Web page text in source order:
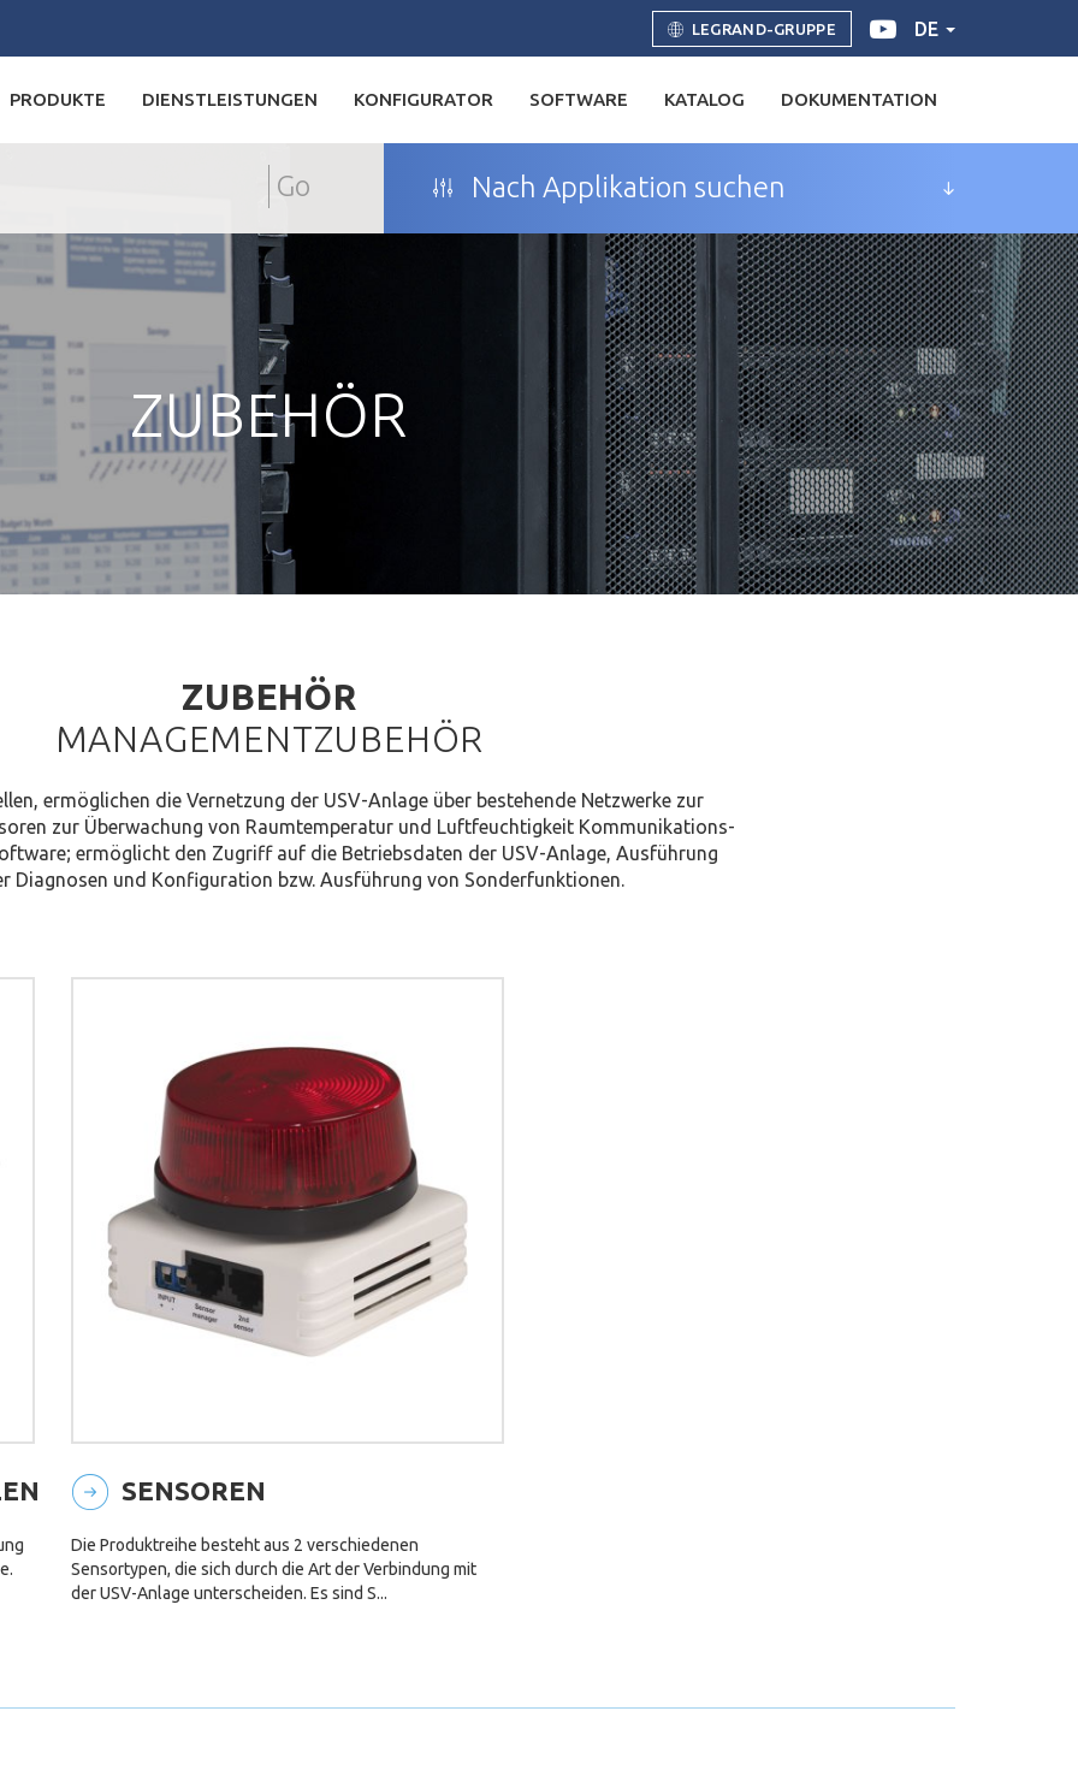
LEGRAND-GRUPPE DE
PRODUKTE DIENSTLEISTUNGEN KONFIGURATOR SOFTWARE KATALOG DOKUMENTATION
Go Nach Applikation suchen
ZUBEHÖR
ZUBEHÖR
MANAGEMENTZUBEHÖR
ermöglichen die Vernetzung der USV-Anlage über bestehende Netzwerke zur
zur Überwachung von Raumtemperatur und Luftfeuchtigkeit Kommunikations-
ermöglicht den Zugriff auf die Betriebsdaten der USV-Anlage, Ausführung
Diagnosen und Konfiguration bzw. Ausführung von Sonderfunktionen.
SENSOREN
Die Produktreihe besteht aus 2 verschiedenen
Sensortypen, die sich durch die Art der Verbindung mit
der USV-Anlage unterscheiden. Es sind S...